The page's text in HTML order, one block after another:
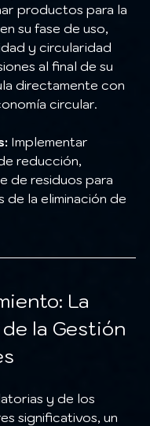
productos para la
su fase de uso,
y circularidad
al final de su
directamente con
circular.
Implementar
reducción,
de residuos para
de la eliminación de
La
la Gestión
significativos, un